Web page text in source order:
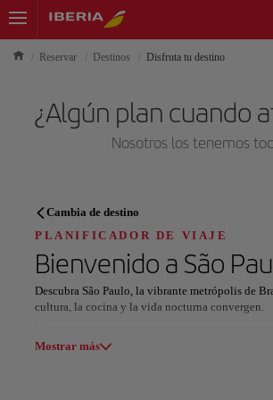
Reservar Destinos Disfruta tu destino
¿Algún plan cuando
Nosotros los tenemos
PLANIFICADOR DE VIAJE
Descubre tu próximo
Nuestros destinos
Cambia de destino
PLANIFICADOR DE VIAJE
Bienvenido a São
Descubra São Paulo, la vibrante metrópolis de
cultura, la cocina y la vida nocturna convergen.
Comience su viaje en Ibirapuera Park, un oasis
Mostrar más